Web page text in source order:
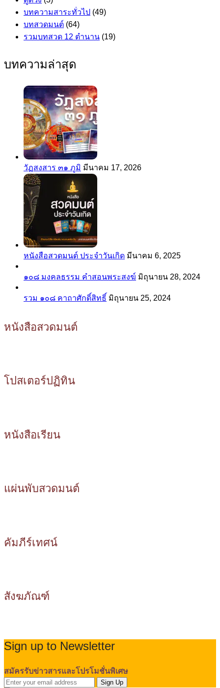
บทความสาระทั่วไป (49)
บทสวดมนต์ (64)
รวมบทสวด 12 ตำนาน (19)
บทความล่าสุด
วัฏสงสาร ๓๑ ภูมิ มีนาคม 17, 2026
หนังสือสวดมนต์ ประจำวันเกิด มีนาคม 6, 2025
๑๐๘ มงคลธรรม คำสอนพระสงฆ์ มิถุนายน 28, 2024
รวม ๑๐๘ คาถาศักดิ์สิทธิ์ มิถุนายน 25, 2024
หนังสือสวดมนต์
โปสเตอร์ปฏิทิน
หนังสือเรียน
แผ่นพับสวดมนต์
คัมภีร์เทศน์
สังฆภัณฑ์
Sign up to Newsletter
สมัครรับข่าวสารและโปรโมชั่นพิเศษ
Sign Up